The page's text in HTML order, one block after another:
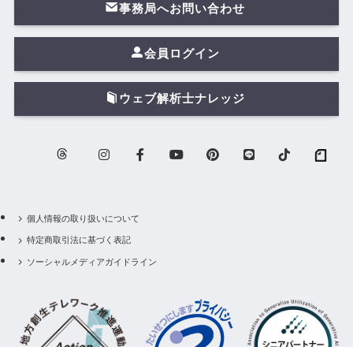
事務局へお問い合わせ
会員ログイン
ウェブ解析士ナレッジ
個人情報の取り扱いについて
特定商取引法に基づく表記
ソーシャルメディアガイドライン